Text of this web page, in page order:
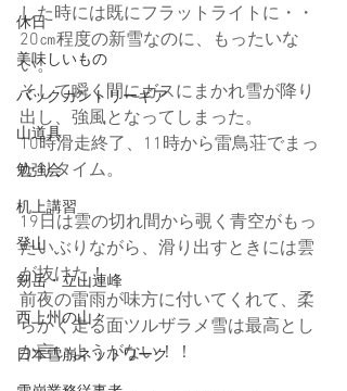
休日
美味しいもの
バックカントリーギア
山道具
勉強会
机上講習
登山
剱岳・立山連峰
西上州の山々
日本雪崩ネットワーク
した時には既にフラットライトに・・
20㎝程度の新雪なのに、もったいな
い。
そして瞬く間にガスにまかれ雪が降り
出し、強風となってしまった。
10時滑走終了、11時から雷鳥荘でまっ
たりタイム。
19日は雲の切れ間から覗く青空がもっ
たいぶりながら、滑り出すときには雲
が抜けた！
前夜の雷雨が味方に付いてくれて、柔
らかく走る面ツルザラメ雪は最高とし
か言いようがない！！